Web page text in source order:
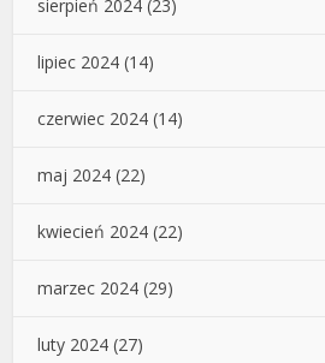
sierpień 2024 (23)
lipiec 2024 (14)
czerwiec 2024 (14)
maj 2024 (22)
kwiecień 2024 (22)
marzec 2024 (29)
luty 2024 (27)